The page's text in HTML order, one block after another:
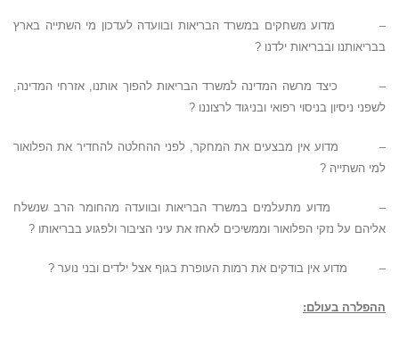
– מדוע משחקים במשרד הבריאות ובוועדה לעדכון מי השתייה בארץ
בבריאותנו ובבריאות ילדנו ?
– כיצד מרשה המדינה למשרד הבריאות להפוך אותנו, אזרחי המדינה,
לשפני ניסיון בניסוי רפואי ובניגוד לרצוננו ?
– מדוע אין מבצעים את המחקר, לפני ההחלטה להחדיר את הפלואור
למי השתייה ?
– מדוע מתעלמים במשרד הבריאות ובוועדה מהחומר הרב שנשלח
אליהם על נזקי הפלואור וממשיכים לאחז את עיני הציבור ולפגוע בבריאותו ?
– מדוע אין בודקים את רמות העופרת בגוף אצל ילדים ובני נוער ?
ההפלרה בעולם: